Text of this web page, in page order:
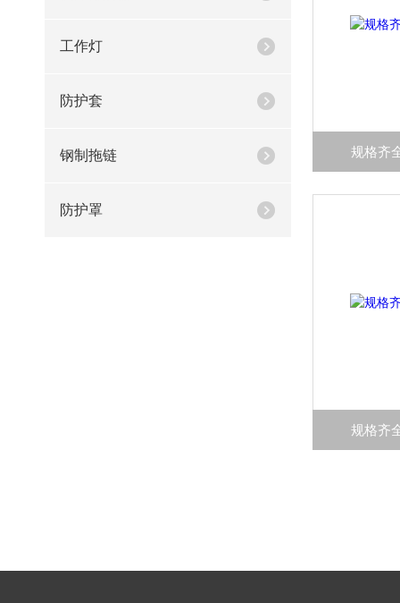
工作灯
防护套
钢制拖链
防护罩
规格齐
规格齐